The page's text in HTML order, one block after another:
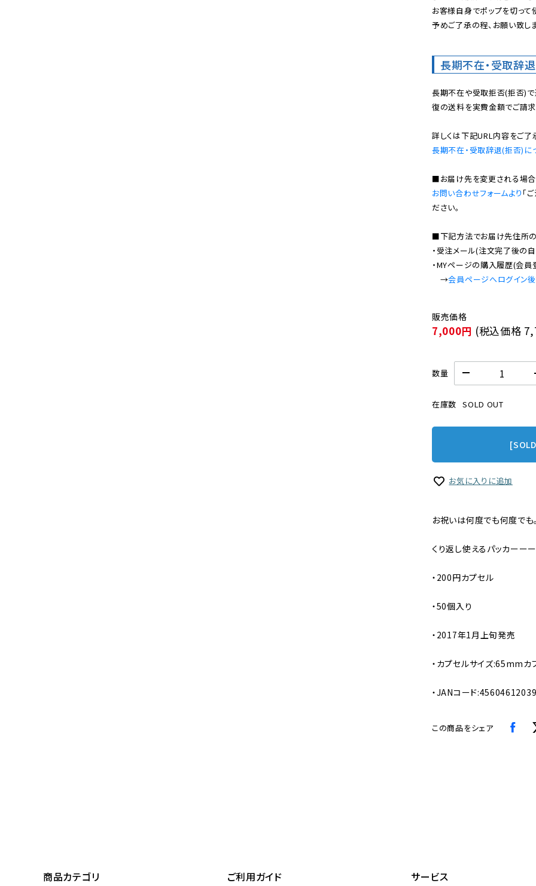
お客様自身でポップを切って
予めご了承の程、お願い致しま
長期不在・受取辞
長期不在や受取拒否(拒否)
復の送料を実費金額でご請求
長期不在・受取辞退(拒否)に
お問い合わせフォームより 「
ださい。
■下記方法でお届け先住所の
・受注メール(注文完了後の
・MYページの購入履歴(会
→会員ページへログイン後
7,000円 (税込価格
数量
在庫数 SOLD OUT
お気に入りに追加
お祝いは何度でも何度でも。
くり返し使えるパッカーー
・200円カプセル
・50個入り
・2017年1月上旬発売
・カプセルサイズ:65mmカ
・JANコード
この商品をシェア
商品カテゴリ ご利用ガイド サービス